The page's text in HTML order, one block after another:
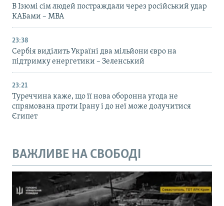
В Ізюмі сім людей постраждали через російський удар
КАБами – МВА
23:38
Сербія виділить Україні два мільйони євро на
підтримку енергетики – Зеленський
23:21
Туреччина каже, що її нова оборонна угода не
спрямована проти Ірану і до неї може долучитися
Єгипет
ВАЖЛИВЕ НА СВОБОДІ